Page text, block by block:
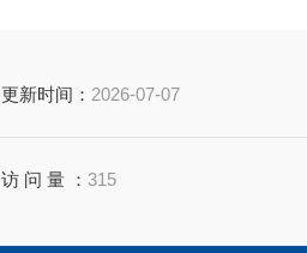
更新时间： 2026-07-07
访 问 量 ：315